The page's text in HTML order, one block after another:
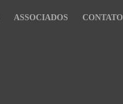
ASSOCIADOS CONTATO